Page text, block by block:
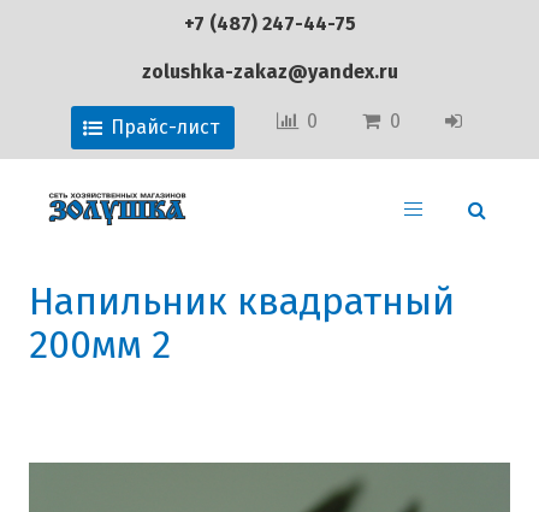
+7 (487) 247-44-75
zolushka-zakaz@yandex.ru
Прайс-лист 0 0
Напильник квадратный
200мм 2